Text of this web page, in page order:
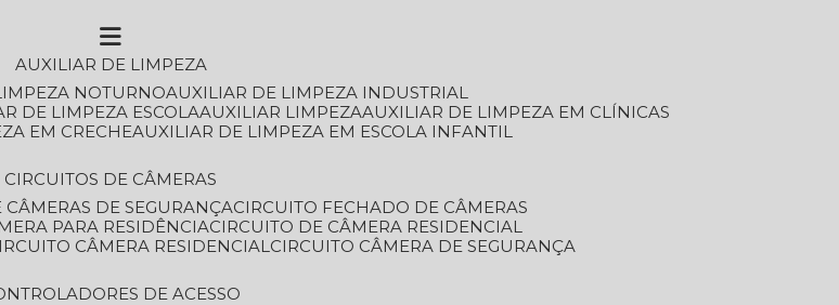
AUXILIAR DE LIMPEZA
NOTURNO
AUXILIAR DE LIMPEZA INDUSTRIAL
DE LIMPEZA ESCOLA AUXILIAR LIMPEZA
AUXILIAR DE LIMPEZA EM CLÍNICAS
EM CRECHE
AUXILIAR DE LIMPEZA EM ESCOLA INFANTIL
CIRCUITOS DE CÂMERAS
CÂMERAS DE SEGURANÇA
CIRCUITO FECHADO DE CÂMERAS
PARA RESIDÊNCIA
CIRCUITO DE CÂMERA RESIDENCIAL
CIRCUITO CÂMERA RESIDENCIAL
CIRCUITO CÂMERA DE SEGURANÇA
DE ACESSO